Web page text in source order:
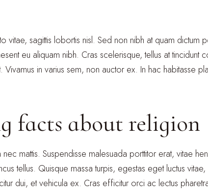
vitae, sagittis lobortis nisl. Sed non nibh at quam
eu aliquam nibh. Cras scelerisque, tellus at
Vivamus in varius sem, non auctor ex. In hac habitasse
facts about religion
mattis. Suspendisse malesuada porttitor erat, vitae
tellus. Quisque massa turpis, egestas eget luctus
dui, et vehicula ex. Cras efficitur orci ac lectus